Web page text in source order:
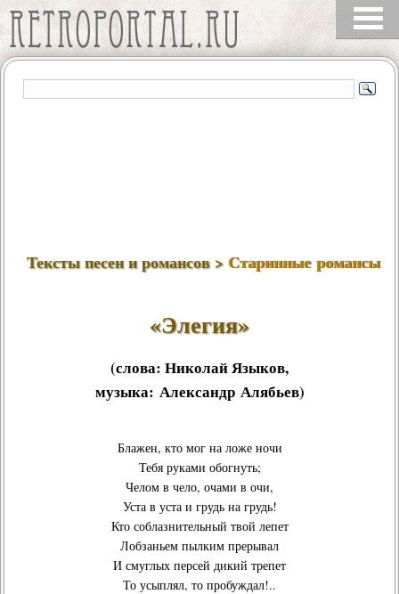
Тексты песен и романсов >Старинные романсы
«Элегия»
(слова: Николай Языков,
музыка: Александр Алябьев)
Блажен, кто мог на ложе ночи
Тебя руками обогнуть;
Челом в чело, очами в очи,
Уста в уста и грудь на грудь!
Кто соблазнительный твой лепет
Лобзаньем пылким прерывал
И смуглых персей дикий трепет
То усыплял, то пробуждал!..